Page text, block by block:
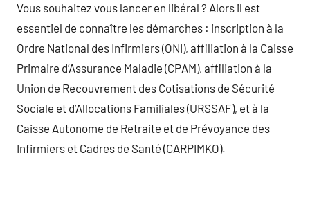
Vous souhaitez vous lancer en libéral ? Alors il est
essentiel de connaître les démarches : inscription à la
Ordre National des Infirmiers (ONI), affiliation à la Caisse
Primaire d’Assurance Maladie (CPAM), affiliation à la
Union de Recouvrement des Cotisations de Sécurité
Sociale et d’Allocations Familiales (URSSAF), et à la
Caisse Autonome de Retraite et de Prévoyance des
Infirmiers et Cadres de Santé (CARPIMKO).